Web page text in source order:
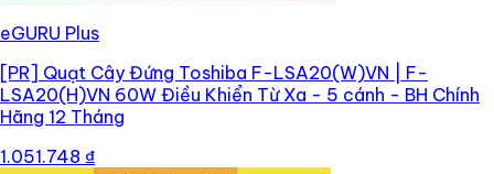
eGURU Plus
[PR] Quạt Cây Đứng Toshiba F-LSA20(W)VN | F-
LSA20(H)VN 60W Điều Khiển Từ Xa - 5 cánh - BH Chính
Hãng 12 Tháng
1.051.748 ₫